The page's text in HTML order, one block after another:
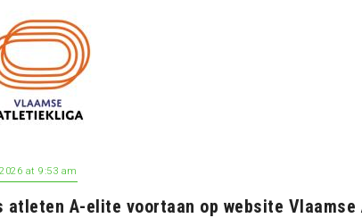
at 9:53 am
atleten A-elite voortaan op website